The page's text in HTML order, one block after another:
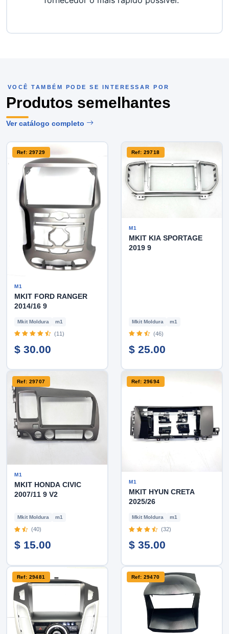
VOCÊ TAMBÉM PODE SE INTERESSAR POR
Produtos semelhantes
Ver catálogo completo
Ref: 29729
M1
MKIT FORD RANGER
2014/16 9
Mkit Moldura m1
(11)
$ 30.00
Ref: 29718
M1
MKIT KIA SPORTAGE
2019 9
Mkit Moldura m1
(46)
$ 25.00
Ref: 29707
M1
MKIT HONDA CIVIC
2007/11 9 V2
Mkit Moldura m1
(40)
$ 15.00
Ref: 29694
M1
MKIT HYUN CRETA
2025/26
Mkit Moldura m1
(32)
$ 35.00
Ref: 29481 Ref: 29470